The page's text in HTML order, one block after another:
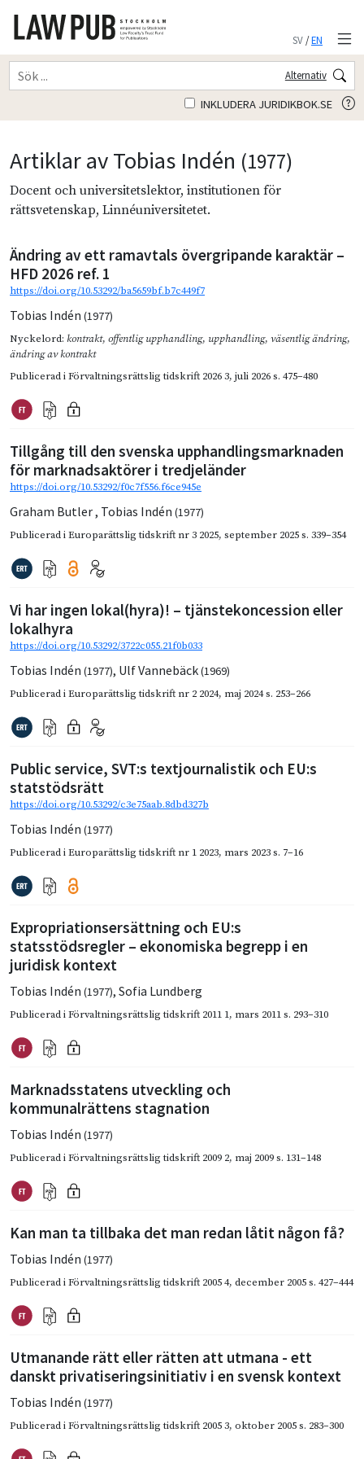
SV/EN
Alternativ
INKLUDERA JURIDIKBOK.SE
Artiklar av Tobias Indén (1977)
Docent och universitetslektor, institutionen för
rättsvetenskap, Linnéuniversitetet.
Ändring av ett ramavtals övergripande karaktär –
HFD 2026 ref. 1
https://doi.org/10.53292/ba5659bf.b7c449f7
Tobias Indén (1977)
Nyckelord: kontrakt, offentlig upphandling, upphandling, väsentlig ändring,
ändring av kontrakt
Publicerad iFörvaltningsrättslig tidskrift 2026 3, juli 2026s. 475–480
Tillgång till den svenska upphandlingsmarknaden
för marknadsaktörer i tredjeländer
https://doi.org/10.53292/f0c7f556.f6ce945e
Graham Butler, Tobias Indén (1977)
Publicerad iEuroparättslig tidskrift nr 3 2025, september 2025s. 339–354
Vi har ingen lokal(hyra)! – tjänstekoncession eller
lokalhyra
https://doi.org/10.53292/3722c055.21f0b033
Tobias Indén (1977), Ulf Vannebäck(1969)
Publicerad iEuroparättslig tidskrift nr 2 2024, maj 2024s. 253–266
Public service, SVT:s textjournalistik och EU:s
statstödsrätt
https://doi.org/10.53292/c3e75aab.8dbd327b
Tobias Indén (1977)
Publicerad iEuroparättslig tidskrift nr 1 2023, mars 2023s. 7–16
Expropriationsersättning och EU:s
statsstödsregler – ekonomiska begrepp i en
juridisk kontext
Tobias Indén (1977), Sofia Lundberg
Publicerad iFörvaltningsrättslig tidskrift 2011 1, mars 2011s. 293–310
Marknadsstatens utveckling och
kommunalrättens stagnation
Tobias Indén (1977)
Publicerad iFörvaltningsrättslig tidskrift 2009 2, maj 2009s. 131–148
Kan man ta tillbaka det man redan låtit någon få?
Tobias Indén (1977)
Publicerad iFörvaltningsrättslig tidskrift 2005 4, december 2005s. 427–444
Utmanande rätt eller rätten att utmana - ett
danskt privatiseringsinitiativ i en svensk kontext
Tobias Indén (1977)
Publicerad iFörvaltningsrättslig tidskrift 2005 3, oktober 2005s. 283–300